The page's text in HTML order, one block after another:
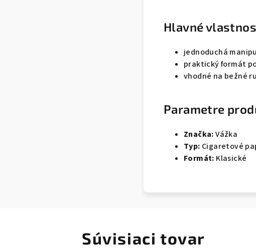
Hlavné
jednoduchá
praktický formát
vhodné na bežné
Parametre
Značka:Vážka
Typ: Cigaretové
Formát: Klasické
Súvisiaci tovar